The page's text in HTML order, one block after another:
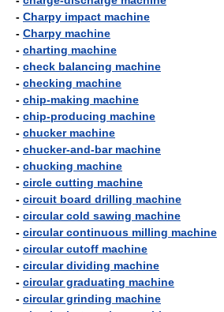
- Charpy impact machine
- Charpy machine
- charting machine
- check balancing machine
- checking machine
- chip-making machine
- chip-producing machine
- chucker machine
- chucker-and-bar machine
- chucking machine
- circle cutting machine
- circuit board drilling machine
- circular cold sawing machine
- circular continuous milling machine
- circular cutoff machine
- circular dividing machine
- circular graduating machine
- circular grinding machine